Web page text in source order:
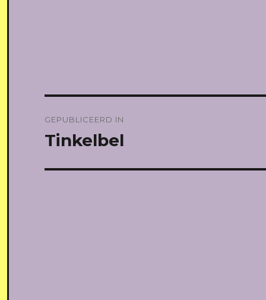
navigatie
GEPUBLICEERD IN
Tinkelbel